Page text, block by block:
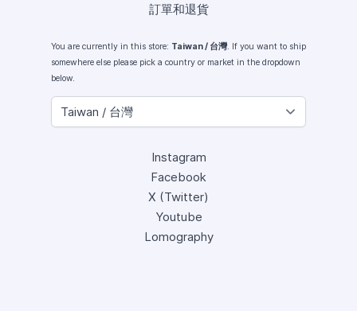
訂單和退貨
You are currently in this store: Taiwan / 台灣. If you want to ship
somewhere else please pick a country or market in the dropdown
below.
Instagram
Facebook
X (Twitter)
Youtube
Lomography